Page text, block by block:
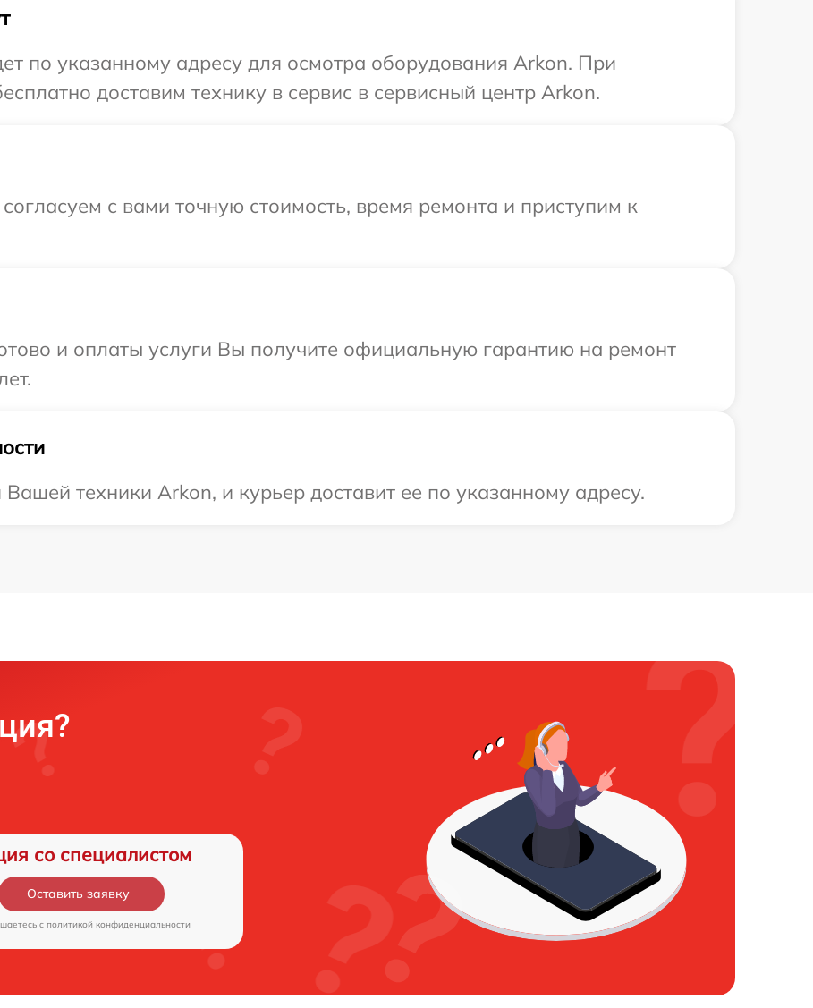
по указанному адресу для осмотра оборудования Arkon. При
доставим технику в сервис в сервисный центр Arkon.
с вами точную стоимость, время ремонта и приступим к
и оплаты услуги Вы получите официальную гарантию на ремонт
техники Arkon, и курьер доставит ее по указанному адресу.
со специалистом
Оставить заявку
c политикой конфиденциальности